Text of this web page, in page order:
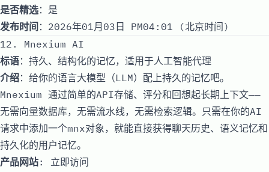
是否精选：是
发布时间 ：2026年01月03日 PM04:01 (北京时间)
12. Mnexium AI
标语：持久、结构化的记忆，适用于人工智能代理
介绍：给你的语言大模型（LLM）配上持久的记忆吧。
Mnexium 通过简单的API存储、评分和回想起长期上下文——
无需向量数据库，无需流水线，无需检索逻辑。只需在你的AI
请求中添加一个mnx对象，就能直接获得聊天历史、语义记忆和
持久化的用户记忆。
产品网站: 立即访问